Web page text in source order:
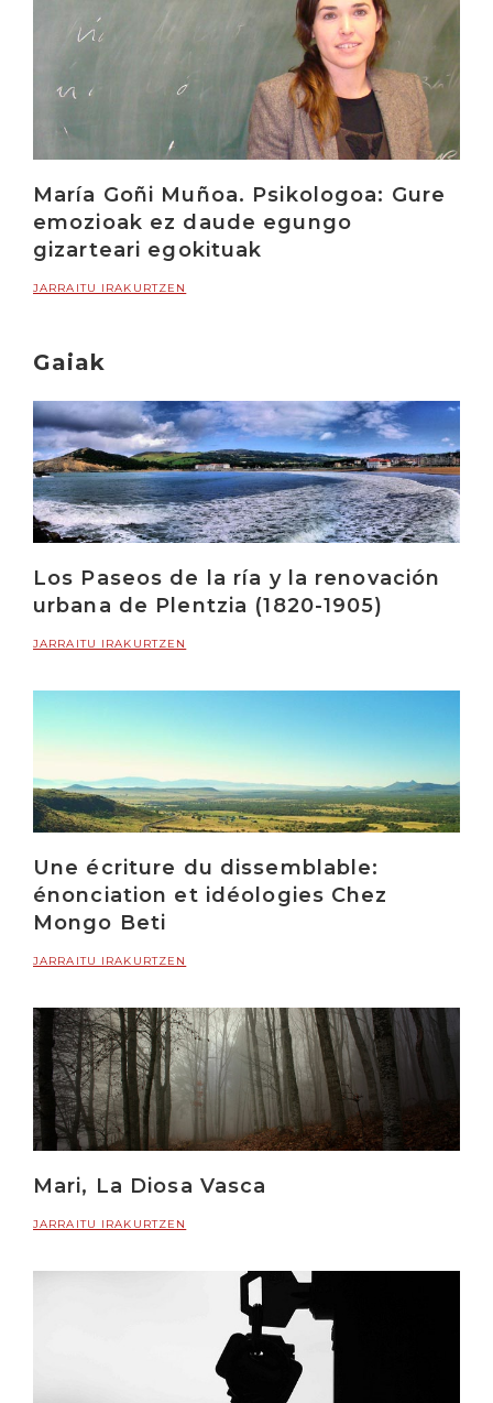
María Goñi Muñoa. Psikologoa: Gure
emozioak ez daude egungo
gizarteari egokituak
JARRAITU IRAKURTZEN
Gaiak
Los Paseos de la ría y la renovación
urbana de Plentzia (1820-1905)
JARRAITU IRAKURTZEN
Une écriture du dissemblable:
énonciation et idéologies Chez
Mongo Beti
JARRAITU IRAKURTZEN
Mari, La Diosa Vasca
JARRAITU IRAKURTZEN